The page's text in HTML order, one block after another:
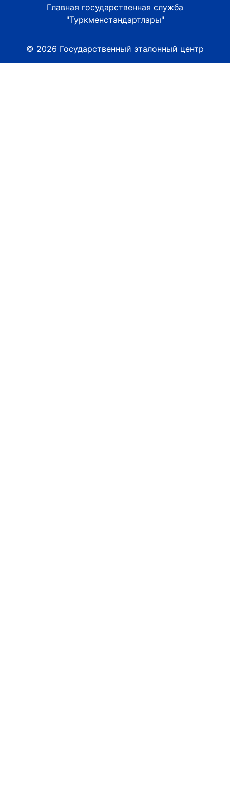
Главная государственная служба
"Туркменстандартлары"
© 2026 Государственный эталонный центр